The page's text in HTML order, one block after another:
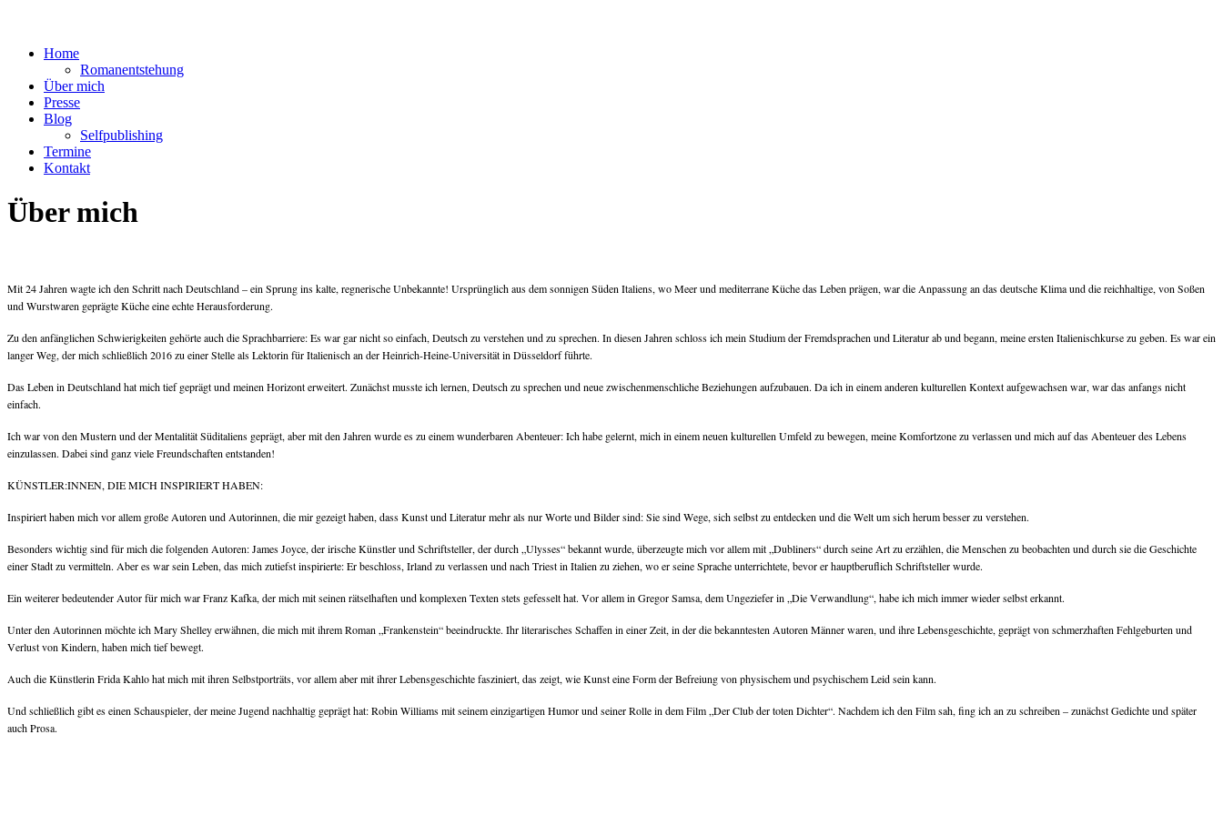
Home
Romanentstehung
Über mich
Presse
Blog
Selfpublishing
Termine
Kontakt
Über mich
Mit 24 Jahren wagte ich den Schritt nach Deutschland – ein Sprung ins kalte, regnerische Unbekannte! Ursprünglich aus dem sonnigen Süden Italiens, wo Meer und mediterrane Küche das Leben prägen, war die Anpassung an das deutsche Klima und die reichhaltige, von Soßen
und Wurstwaren geprägte Küche eine echte Herausforderung.
Zu den anfänglichen Schwierigkeiten gehörte auch die Sprachbarriere: Es war gar nicht so einfach, Deutsch zu verstehen und zu sprechen. In diesen Jahren schloss ich mein Studium der Fremdsprachen und Literatur ab und begann, meine ersten Italienischkurse zu geben. Es war ein
langer Weg, der mich schließlich 2016 zu einer Stelle als Lektorin für Italienisch an der Heinrich-Heine-Universität in Düsseldorf führte.
Das Leben in Deutschland hat mich tief geprägt und meinen Horizont erweitert. Zunächst musste ich lernen, Deutsch zu sprechen und neue zwischenmenschliche Beziehungen aufzubauen. Da ich in einem anderen kulturellen Kontext aufgewachsen war, war das anfangs nicht
einfach.
Ich war von den Mustern und der Mentalität Süditaliens geprägt, aber mit den Jahren wurde es zu einem wunderbaren Abenteuer: Ich habe gelernt, mich in einem neuen kulturellen Umfeld zu bewegen, meine Komfortzone zu verlassen und mich auf das Abenteuer des Lebens
einzulassen. Dabei sind ganz viele Freundschaften entstanden!
KÜNSTLER:INNEN, DIE MICH INSPIRIERT HABEN:
Inspiriert haben mich vor allem große Autoren und Autorinnen, die mir gezeigt haben, dass Kunst und Literatur mehr als nur Worte und Bilder sind: Sie sind Wege, sich selbst zu entdecken und die Welt um sich herum besser zu verstehen.
Besonders wichtig sind für mich die folgenden Autoren: James Joyce, der irische Künstler und Schriftsteller, der durch „Ulysses“ bekannt wurde, überzeugte mich vor allem mit „Dubliners“ durch seine Art zu erzählen, die Menschen zu beobachten und durch sie die Geschichte
einer Stadt zu vermitteln. Aber es war sein Leben, das mich zutiefst inspirierte: Er beschloss, Irland zu verlassen und nach Triest in Italien zu ziehen, wo er seine Sprache unterrichtete, bevor er hauptberuflich Schriftsteller wurde.
Ein weiterer bedeutender Autor für mich war Franz Kafka, der mich mit seinen rätselhaften und komplexen Texten stets gefesselt hat. Vor allem in Gregor Samsa, dem Ungeziefer in „Die Verwandlung“, habe ich mich immer wieder selbst erkannt.
Unter den Autorinnen möchte ich Mary Shelley erwähnen, die mich mit ihrem Roman „Frankenstein“ beeindruckte. Ihr literarisches Schaffen in einer Zeit, in der die bekanntesten Autoren Männer waren, und ihre Lebensgeschichte, geprägt von schmerzhaften Fehlgeburten und
Verlust von Kindern, haben mich tief bewegt.
Auch die Künstlerin Frida Kahlo hat mich mit ihren Selbstporträts, vor allem aber mit ihrer Lebensgeschichte fasziniert, das zeigt, wie Kunst eine Form der Befreiung von physischem und psychischem Leid sein kann.
Und schließlich gibt es einen Schauspieler, der meine Jugend nachhaltig geprägt hat: Robin Williams mit seinem einzigartigen Humor und seiner Rolle in dem Film „Der Club der toten Dichter“. Nachdem ich den Film sah, fing ich an zu schreiben – zunächst Gedichte und später
auch Prosa.